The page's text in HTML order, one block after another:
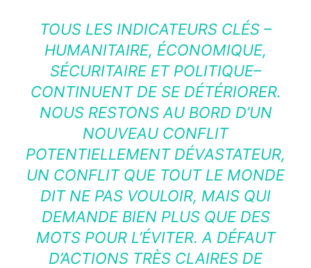
TOUS LES INDICATEURS CLÉS –
HUMANITAIRE, ÉCONOMIQUE,
SÉCURITAIRE ET POLITIQUE–
CONTINUENT DE SE DÉTÉRIORER.
NOUS RESTONS AU BORD D’UN
NOUVEAU CONFLIT
POTENTIELLEMENT DÉVASTATEUR,
UN CONFLIT QUE TOUT LE MONDE
DIT NE PAS VOULOIR, MAIS QUI
DEMANDE BIEN PLUS QUE DES
MOTS POUR L’ÉVITER. A DÉFAUT
D’ACTIONS TRÈS CLAIRES DE